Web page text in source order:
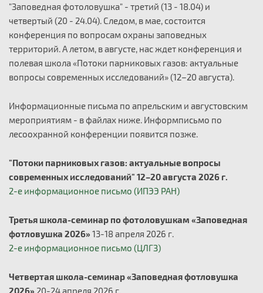
"Заповедная фотоловушка" - третий (13 - 18.04) и
четвертый (20 - 24.04). Следом, в мае, состоится
конференция по вопросам охраны заповедных
территорий. А летом, в августе, нас ждет конференция и
полевая школа «Потоки парниковых газов: актуальные
вопросы современных исследований» (12–20 августа).
Информационные письма по апрельским и августовским
мероприятиям - в файлах ниже. Информписьмо по
лесоохранной конференции появится позже.
"Потоки парниковых газов: актуальные вопросы
современных исследований" 12–20 августа 2026 г.
2-е информационное письмо (ИПЭЭ РАН)
Третья школа-семинар по фотоловушкам «Заповедная
фотловушка 2026»13-18 апреля 2026 г.
2-е информационное письмо (ЦЛГЗ)
Четвертая школа-семинар «Заповедная фотловушка
2026» 20-24 апреля 2026 г.